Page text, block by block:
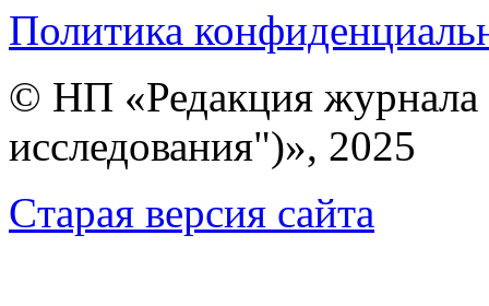
Политика
© НП «Редакция
исследования")», 2025
Cтарая версия сайта